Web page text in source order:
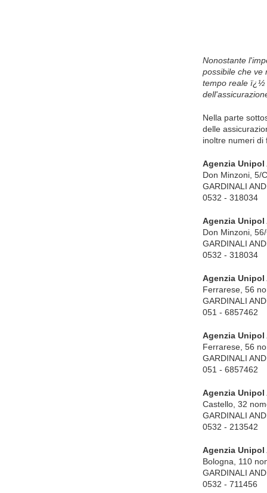
Nonostante
possibile che ve
tempo reale ï¿½
Nella parte
delle
inoltre numeri di
Agenzia Unipol
Don Minzoni, 5/
GARDINALI
0532 - 318034
Agenzia Unipol
Don Minzoni,
GARDINALI
0532 - 318034
Agenzia Unipol
Ferrarese, 56
GARDINALI
051 - 6857462
Agenzia Unipol
Ferrarese, 56
GARDINALI
051 - 6857462
Agenzia Unipol
Castello, 32
GARDINALI
0532 - 213542
Agenzia Unipol
Bologna, 110
GARDINALI
0532 - 711456